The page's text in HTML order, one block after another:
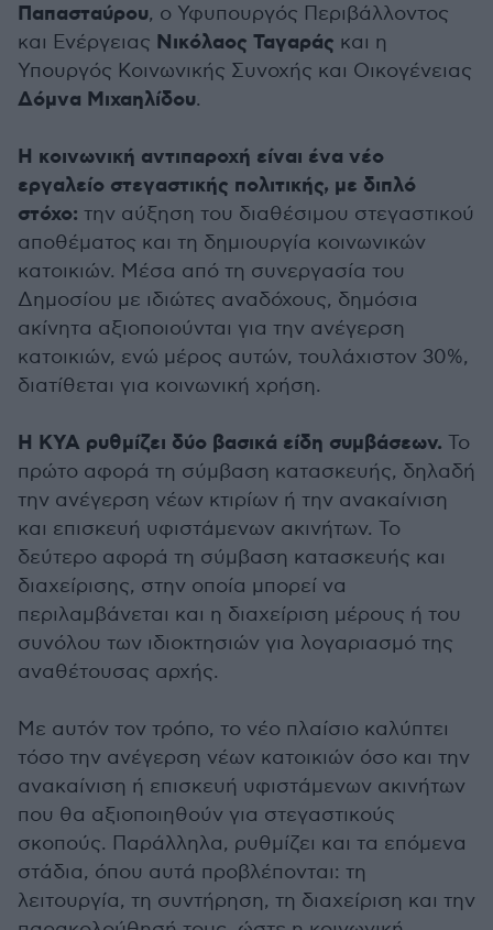
Παπασταύρου, ο Υφυπουργός Περιβάλλοντος
και Ενέργειας Νικόλαος Ταγαράς και η
Υπουργός Κοινωνικής Συνοχής και Οικογένειας
Δόμνα Μιχαηλίδου.
Η κοινωνική αντιπαροχή είναι ένα νέο
εργαλείο στεγαστικής πολιτικής, με διπλό
στόχο: την αύξηση του διαθέσιμου στεγαστικού
αποθέματος και τη δημιουργία κοινωνικών
κατοικιών. Μέσα από τη συνεργασία του
Δημοσίου με ιδιώτες αναδόχους, δημόσια
ακίνητα αξιοποιούνται για την ανέγερση
κατοικιών, ενώ μέρος αυτών, τουλάχιστον 30%,
διατίθεται για κοινωνική χρήση.
Η ΚΥΑ ρυθμίζει δύο βασικά είδη συμβάσεων. Το
πρώτο αφορά τη σύμβαση κατασκευής, δηλαδή
την ανέγερση νέων κτιρίων ή την ανακαίνιση
και επισκευή υφιστάμενων ακινήτων. Το
δεύτερο αφορά τη σύμβαση κατασκευής και
διαχείρισης, στην οποία μπορεί να
περιλαμβάνεται και η διαχείριση μέρους ή του
συνόλου των ιδιοκτησιών για λογαριασμό της
αναθέτουσας αρχής.
Με αυτόν τον τρόπο, το νέο πλαίσιο καλύπτει
τόσο την ανέγερση νέων κατοικιών όσο και την
ανακαίνιση ή επισκευή υφιστάμενων ακινήτων
που θα αξιοποιηθούν για στεγαστικούς
σκοπούς. Παράλληλα, ρυθμίζει και τα επόμενα
στάδια, όπου αυτά προβλέπονται: τη
λειτουργία, τη συντήρηση, τη διαχείριση και την